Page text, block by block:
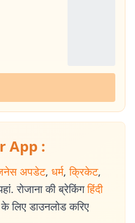
App :
अपडेट, धर्म, क्रिकेट,
रोजाना की ब्रेकिंग हिंदी
लिए डाउनलोड करिए